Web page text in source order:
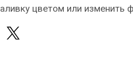
цветом или изменить